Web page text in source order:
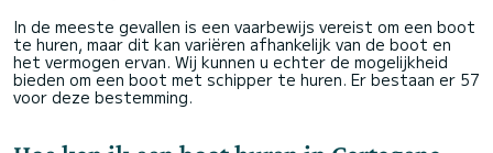
In de meeste gevallen is een vaarbewijs vereist om een boot
te huren, maar dit kan variëren afhankelijk van de boot en
het vermogen ervan. Wij kunnen u echter de mogelijkheid
bieden om een boot met schipper te huren. Er bestaan er 57
voor deze bestemming.